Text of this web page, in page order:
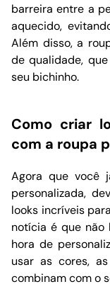
barreira entre a
aquecido,
Além disso, a
de qualidade,
seu bichinho.
Como criar
com a roupa
Agora que você
personalizada,
looks incríveis
notícia é que não
hora de
usar as cores,
combinam com o